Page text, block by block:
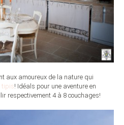
aux amoureux de la nature qui
tipis! Idéals pour une aventure en
respectivement 4 à 8 couchages!